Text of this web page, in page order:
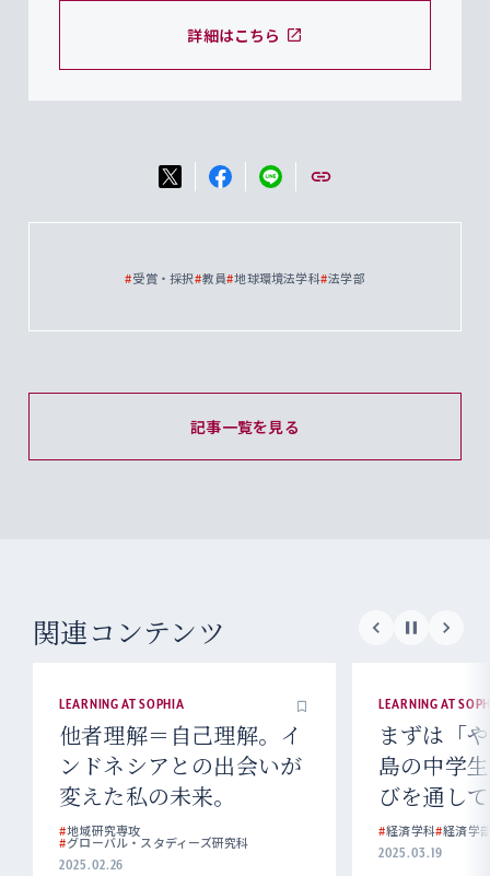
詳細はこちら
#受賞・採択#教員#地球環境法学科#法学部
記事一覧を見る
関連コンテンツ
LEARNING AT SOPHIA
まずは「やってみる」福
島の中学生との交流や学
びを通して見えた将来像
#経済学科
2025.03.19
LEARNING
自分
めて
ぬ発
#国文学科#
2023.04.17